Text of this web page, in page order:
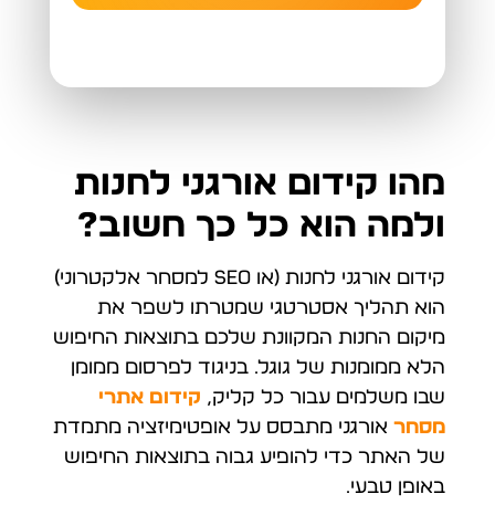
מהו קידום אורגני לחנות
ולמה הוא כל כך חשוב?
קידום אורגני לחנות (או SEO למסחר אלקטרוני)
הוא תהליך אסטרטגי שמטרתו לשפר את
מיקום החנות המקוונת שלכם בתוצאות החיפוש
הלא ממומנות של גוגל. בניגוד לפרסום ממומן
שבו משלמים עבור כל קליק, קידום אתרי
מסחר אורגני מתבסס על אופטימיזציה מתמדת
של האתר כדי להופיע גבוה בתוצאות החיפוש
באופן טבעי.